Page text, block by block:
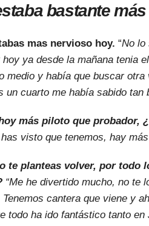
bastante
mas nervioso hoy. “No lo
ya desde la mañana tenia
medio y había que buscar
un cuarto me había sabido tan
más piloto que probador,
visto que tenemos, hay
te planteas volver, por todo
“Me he divertido mucho, no te
cantera que viene y
todo ha ido fantástico tanto